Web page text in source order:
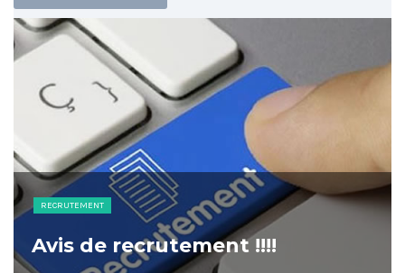
RECRUTEMENT
Avis de recrutement !!!!